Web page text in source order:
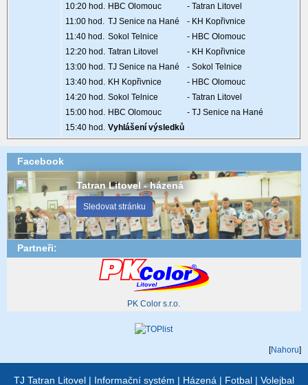
10:20 hod. HBC Olomouc
- Tatran Litovel
11:00 hod. TJ Senice na Hané
- KH Kopřivnice
11:40 hod. Sokol Telnice
- HBC Olomouc
12:20 hod. Tatran Litovel
- KH Kopřivnice
13:00 hod. TJ Senice na Hané
- Sokol Telnice
13:40 hod. KH Kopřivnice
- HBC Olomouc
14:20 hod. Sokol Telnice
- Tatran Litovel
15:00 hod. HBC Olomouc
- TJ Senice na Hané
15:40 hod. Vyhlášení výsledků
Facebook
Tatran Litovel - házená
Sledovat stránku
Partneři:
PK Color s.r.o.
[Nahoru]
TJ Tatran Litovel | Informační systém | Házená | Fotbal | Volejbal